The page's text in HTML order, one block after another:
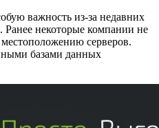
важность из-за недавних
Ранее некоторые компании не
серверов.
базами данных